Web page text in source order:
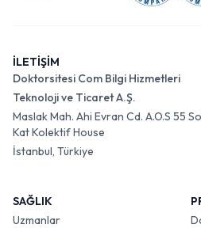
İLETİŞİM
Doktorsitesi Com Bilgi Hizmetleri
Teknoloji ve Ticaret A.Ş.
Maslak Mah. Ahi Evran Cd. A.O.S 55
Kat Kolektif House
İstanbul, Türkiye
SAĞLIK
Uzmanlar